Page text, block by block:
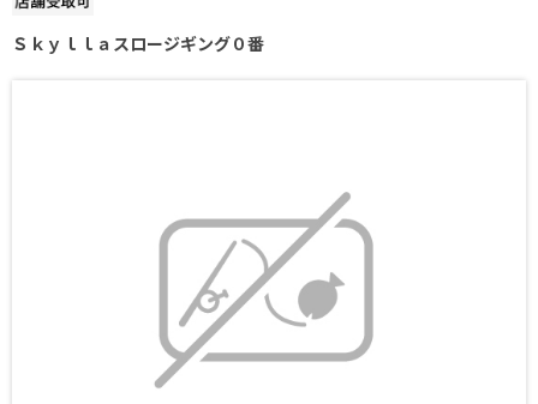
Ｓｋｙｌｌａスロージギング０番